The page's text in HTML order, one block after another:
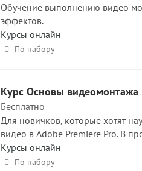
Обучение выполнению видео
эффектов.
Курсы онлайн
По набору
Курс Основы видеомонтажа
Бесплатно
Для новичков, которые хотят
видео в Adobe Premiere Pro. В
Курсы онлайн
По набору